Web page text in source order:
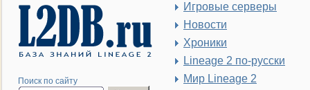
Поиск по сайту
Игровые серверы
Новости
Хроники
Lineage 2 по-русски
Мир Lineage 2